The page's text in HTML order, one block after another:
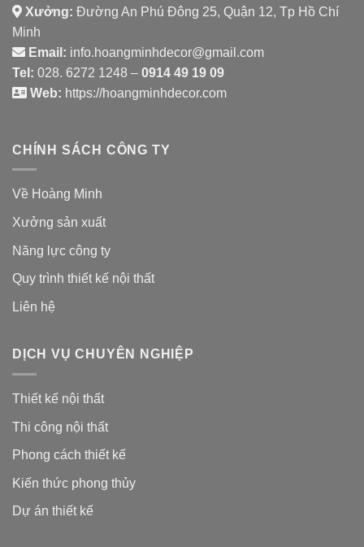
Xưởng: Đường An Phú Đông 25, Quận 12, Tp Hồ Chí
Minh
Email: info.hoangminhdecor@gmail.com
Tel: 028. 6272 1248 – 0914 49 19 09
Web: https://hoangminhdecor.com
CHÍNH SÁCH CÔNG TY
Về Hoàng Minh
Xưởng sản xuất
Năng lực công ty
Quy trình thiết kế nội thất
Liên hệ
DỊCH VỤ CHUYÊN NGHIỆP
Thiết kế nội thất
Thi công nội thất
Phong cách thiết kế
Kiến thức phong thủy
Dự án thiết kế